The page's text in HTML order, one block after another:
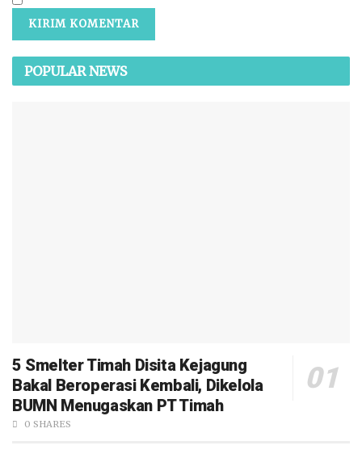
POPULAR NEWS
5 Smelter Timah Disita Kejagung
Bakal Beroperasi Kembali, Dikelola
BUMN Menugaskan PT Timah
0 SHARES